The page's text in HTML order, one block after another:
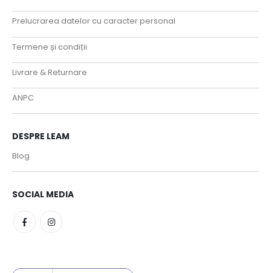
Prelucrarea datelor cu caracter personal
Termene și condiții
Livrare & Returnare
ANPC
DESPRE LEAM
Blog
SOCIAL MEDIA